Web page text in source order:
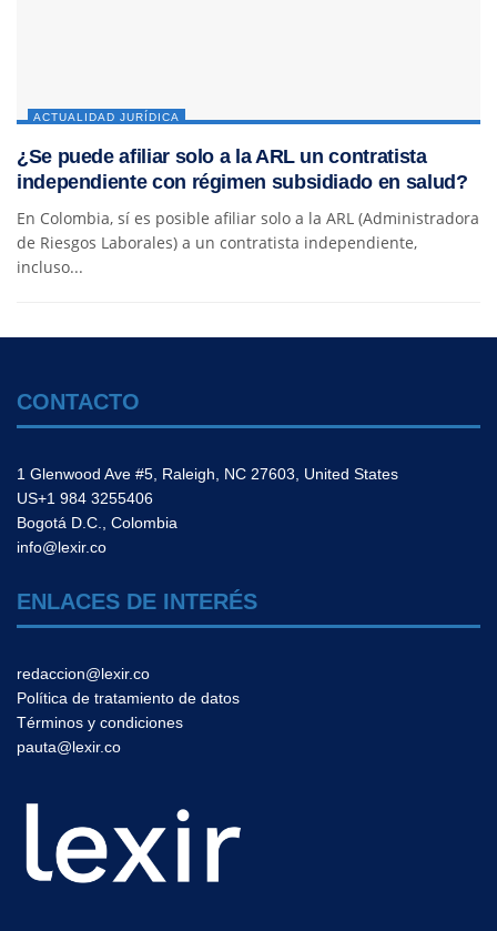
ACTUALIDAD JURÍDICA
¿Se puede afiliar solo a la ARL un contratista
independiente con régimen subsidiado en salud?
En Colombia, sí es posible afiliar solo a la ARL (Administradora
de Riesgos Laborales) a un contratista independiente,
incluso...
CONTACTO
1 Glenwood Ave #5, Raleigh, NC 27603, United States
US+1 984 3255406
Bogotá D.C., Colombia
info@lexir.co
ENLACES DE INTERÉS
redaccion@lexir.co
Política de tratamiento de datos
Términos y condiciones
pauta@lexir.co